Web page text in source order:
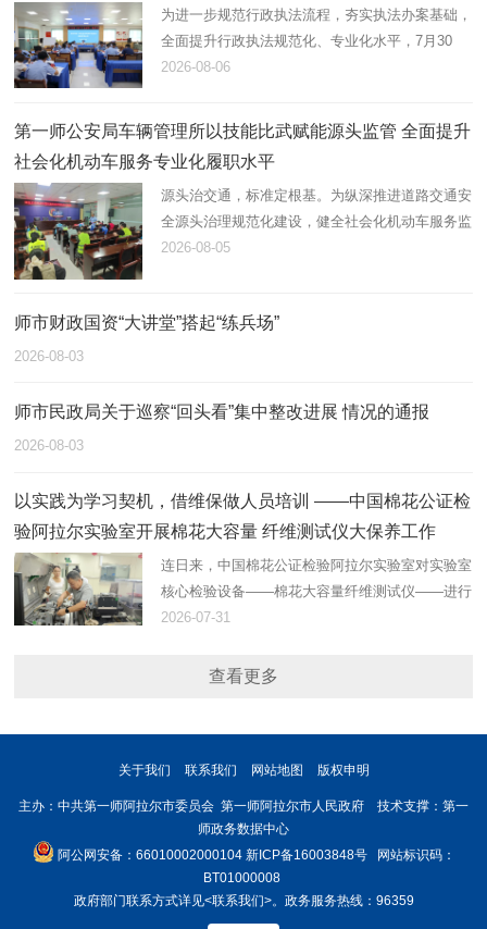
为进一步规范行政执法流程，夯实执法办案基础，
全面提升行政执法规范化、专业化水平，7月30
日，第一师阿拉尔市应急管理局组织开展2026年
名执法人员全员参与。
2026-08-06
第一师公安局车辆管理所以技能比武赋能源头监管 全面提升
社会化机动车服务专业化履职水平
源头治交通，标准定根基。为纵深推进道路交通安
全源头治理规范化建设，健全社会化机动车服务监
管体系，锻造高素质专业化机动车登记、检测综合
2026-08-05
师市财政国资“大讲堂”搭起“练兵场”
2026-08-03
师市民政局关于巡察“回头看”集中整改进展 情况的通报
2026-08-03
以实践为学习契机，借维保做人员培训 ——中国棉花公证检
验阿拉尔实验室开展棉花大容量 纤维测试仪大保养工作
连日来，中国棉花公证检验阿拉尔实验室对实验室
核心检验设备——棉花大容量纤维测试仪——进行
了大保养。
2026-07-31
查看更多
关于我们 联系我们 网站地图 版权申明
主办：中共第一师阿拉尔市委员会 第一师阿拉尔市人民政府 技术支撑：第一
师政务数据中心
阿公网安备：66010002000104 新ICP备16003848号网站标识码：
BT01000008
政府部门联系方式详见<联系我们>。政务服务热线：96359